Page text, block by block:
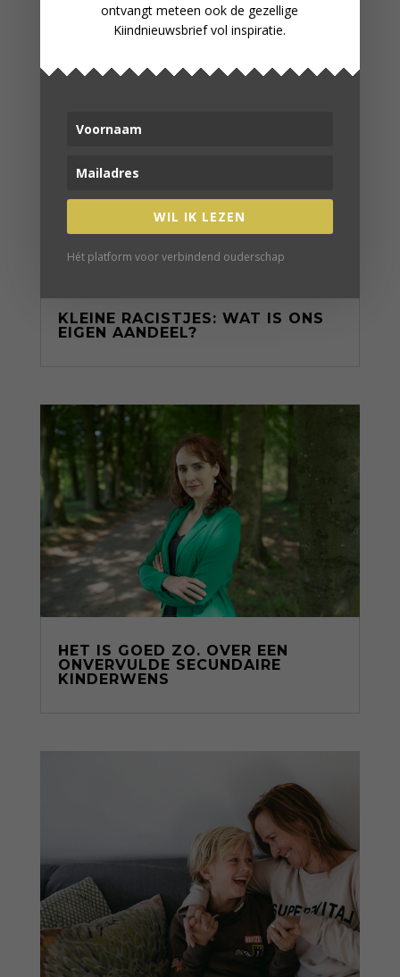
KLEINE RACISTJES: WAT IS ONS
EIGEN AANDEEL?
HET IS GOED ZO. OVER EEN
ONVERVULDE SECUNDAIRE
KINDERWENS
ontvangt meteen ook de gezellige
Kiindnieuwsbrief vol inspiratie.
WIL IK LEZEN
Hét platform voor verbindend ouderschap